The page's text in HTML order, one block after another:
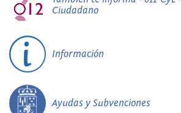
Ciudadano
Información
Ayudas y Subvenciones